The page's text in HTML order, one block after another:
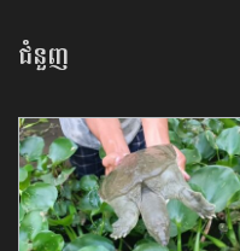
ជំនួញ